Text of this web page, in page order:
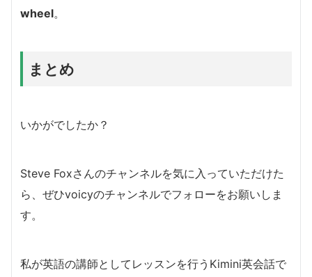
wheel。
まとめ
いかがでしたか？
Steve Foxさんのチャンネルを気に入っていただけた
ら、ぜひvoicyのチャンネルでフォローをお願いしま
す。
私が英語の講師としてレッスンを行うKimini英会話で